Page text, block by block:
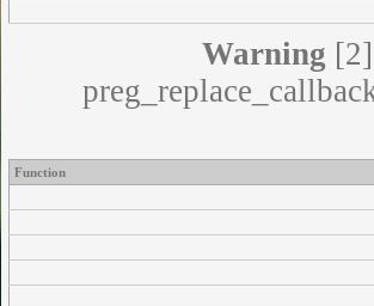
Warning
Function